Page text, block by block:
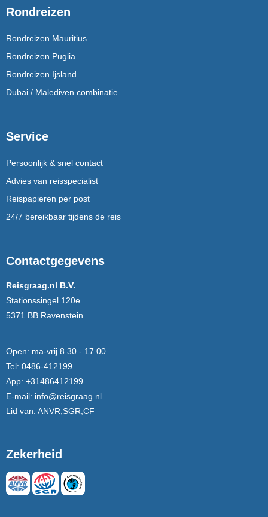
Rondreizen
Rondreizen Mauritius
Rondreizen Puglia
Rondreizen Ijsland
Dubai / Malediven combinatie
Service
Persoonlijk & snel contact
Advies van reisspecialist
Reispapieren per post
24/7 bereikbaar tijdens de reis
Contactgegevens
Reisgraag.nl B.V.
Stationssingel 120e
5371 BB Ravenstein
Open: ma-vrij 8.30 - 17.00
Tel: 0486-412199
App: +31486412199
E-mail: info@reisgraag.nl
Lid van: ANVR,SGR,CF
Zekerheid